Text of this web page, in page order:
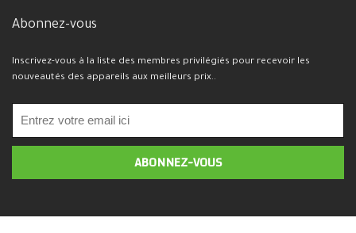
Abonnez-vous
Inscrivez-vous à la liste des membres privilégiés pour recevoir les
nouveautés des appareils aux meilleurs prix..